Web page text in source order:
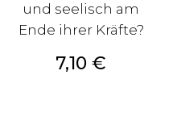
und seelisch am
Ende ihrer Kräfte?
Preis
7,10 €